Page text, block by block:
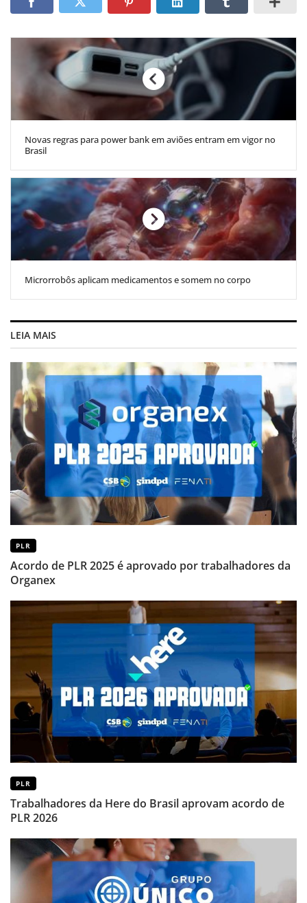
Novas regras para power bank em aviões entram em vigor no
Brasil
Microrrobôs aplicam medicamentos e somem no corpo
LEIA MAIS
PLR
Acordo de PLR 2025 é aprovado por trabalhadores da
Organex
PLR
Trabalhadores da Here do Brasil aprovam acordo de
PLR 2026